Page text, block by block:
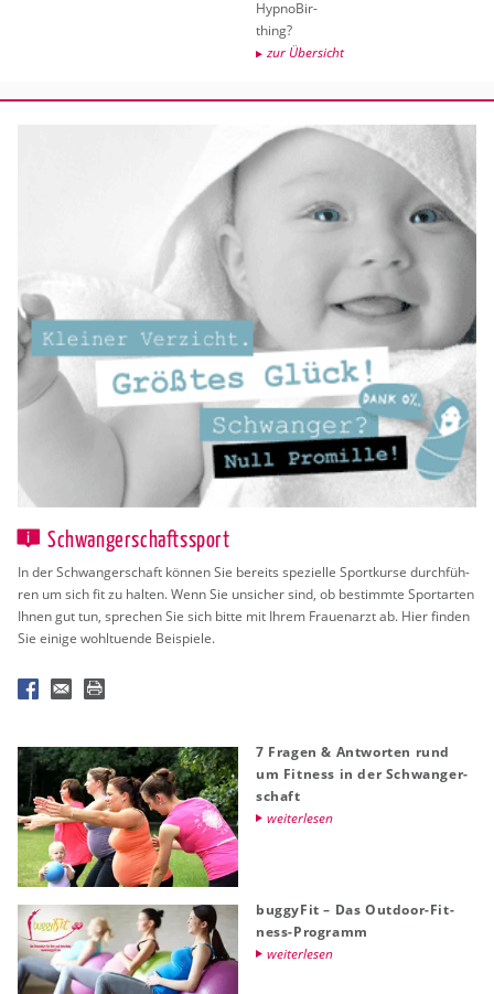
Hyp­no­Bir­
thing?
zur Über­sicht
Schwangerschaftssport
In der Schwan­ger­schaft kön­nen Sie be­reits spe­zi­el­le Sport­kur­se durch­füh­
ren um sich fit zu hal­ten. Wenn Sie un­si­cher sind, ob be­stimm­te Sport­ar­ten
Ihnen gut tun, spre­chen Sie sich bitte mit Ihrem Frau­en­arzt ab. Hier fin­den
Sie ei­ni­ge wohl­tu­en­de Bei­spie­le.
7 Fra­gen & Ant­wor­ten rund
um Fit­ness in der Schwan­ger­
schaft
wei­ter­le­sen
bug­gy­Fit – Das Out­door-Fit­
ness-Pro­gramm
wei­ter­le­sen